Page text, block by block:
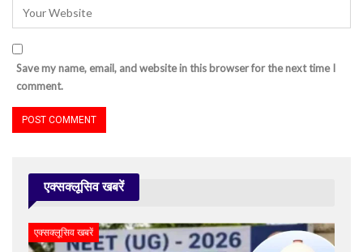
Save my name, email, and website in this browser for the next time I
comment.
एक्सक्लूसिव खबरें
एक्सक्लूसिव खबरें